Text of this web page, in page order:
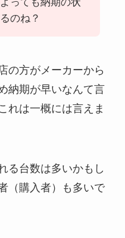
のね？
の方がメーカーから
納期が早いなんて言
れは一概には言えま
る台数は多いかもし
（購入者）も多いで